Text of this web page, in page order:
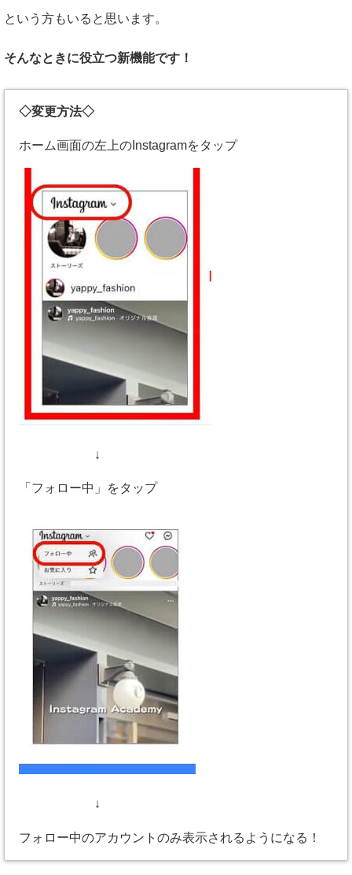
という方もいると思います。
そんなときに役立つ新機能です！
◇変更方法◇
ホーム画面の左上のInstagramをタップ
↓
「フォロー中」をタップ
↓
フォロー中のアカウントのみ表示されるようになる！